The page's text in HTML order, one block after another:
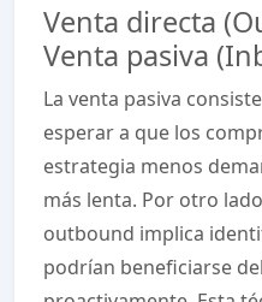
Venta directa
Venta pasiva
La venta pasiva
esperar a que los
estrategia menos
más lenta. Por otro
outbound implica
podrían beneficiarse